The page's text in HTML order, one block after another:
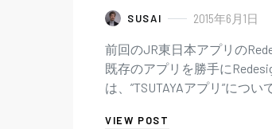
SUSAI 2015年6月1日
前回のJR東日本アプリの
既存のアプリを勝手に
は、”TSUTAYAアプリ”につ
VIEW POST